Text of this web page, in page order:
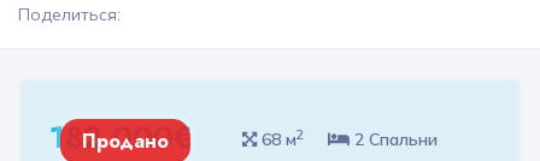
Поделиться:
182 000€
Продано 68 м2
2 Спальни